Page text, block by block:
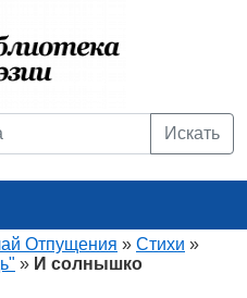
Искать
Отпущения » Стихи »
» И солнышко